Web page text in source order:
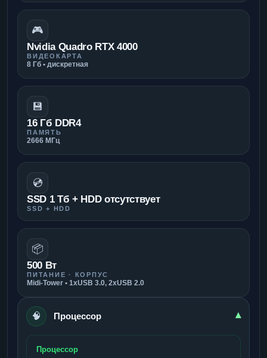
🎮
Nvidia Quadro RTX 4000
ВИДЕОКАРТА
8 Гб • дискретная
💾
16 Гб DDR4
ПАМЯТЬ
2666 МГц
💿
SSD 1 Тб + HDD отсутствует
SSD + HDD
📦
500 Вт
ПИТАНИЕ · КОРПУС
Midi-Tower • 1xUSB 3.0, 2xUSB 2.0
🧠 Процессор ▾
Процессор